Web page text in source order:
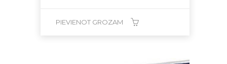
PIEVIENOT GROZAM